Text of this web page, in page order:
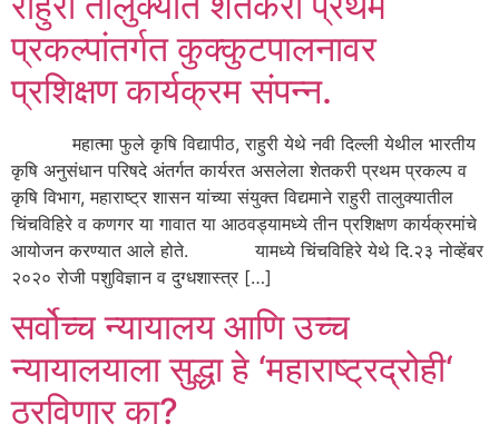
प्रकल्पांतर्गत कुक्कुटपालनावर
प्रशिक्षण कार्यक्रम संपन्न.
महात्मा फुले कृषि विद्यापीठ, राहुरी येथे नवी दिल्ली येथील भारतीय
कृषि अनुसंधान परिषदे अंतर्गत कार्यरत असलेला शेतकरी प्रथम प्रकल्प व
कृषि विभाग, महाराष्ट्र शासन यांच्या संयुक्त विद्यमाने राहुरी तालुक्यातील
चिंचविहिरे व कणगर या गावात या आठवड्यामध्ये तीन प्रशिक्षण कार्यक्रमांचे
आयोजन करण्यात आले होते. यामध्ये चिंचविहिरे येथे दि.२३ नोव्हेंबर
२०२० रोजी पशुविज्ञान व दुग्धशास्त्र […]
सर्वोच्च न्यायालय आणि उच्च
न्यायालयाला सुद्धा हे ‘महाराष्ट्रद्रोही‘
ठरविणार का?